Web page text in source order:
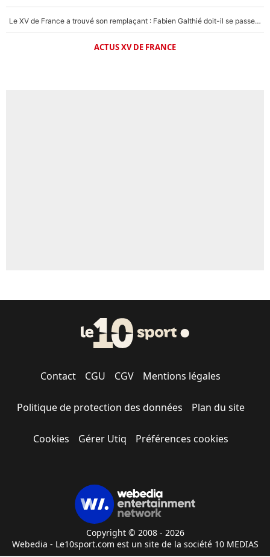
Le XV de France a trouvé son remplaçant : Fabien Galthié doit-il se passer d'Antoine Dupont ?
ACTUS XV DE FRANCE
Contact CGU CGV Mentions légales
Politique de protection des données Plan du site
Cookies Gérer Utiq Préférences cookies
Copyright © 2008 - 2026
Webedia - Le10sport.com est un site de la société 10 MEDIAS